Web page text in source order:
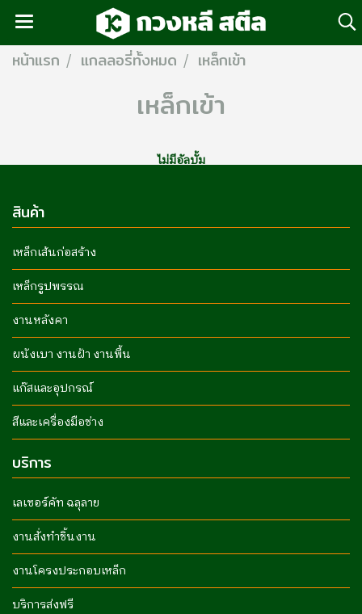
หน้าแรก แกลลอรี่ทั้งหมด เหล็กเข้า
เหล็กเข้า
ไม่มีอัลบั้ม
สินค้า
เหล็กเส้นก่อสร้าง
เหล็กรูปพรรณ
งานหลังคา
ผนังเบา งานฝ้า งานพื้น
แก๊สและอุปกรณ์
สีและเครื่องมือช่าง
บริการ
เลเซอร์คัท ฉลุลาย
งานสั่งทำชิ้นงาน
งานโครงประกอบเหล็ก
บริการส่งฟรี